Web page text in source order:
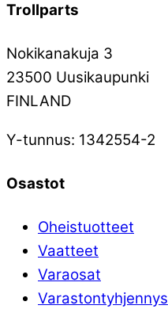
Trollparts
Nokikanakuja 3
23500 Uusikaupunki
FINLAND
Y-tunnus: 1342554-2
Osastot
Oheistuotteet
Vaatteet
Varaosat
Varastontyhjennys